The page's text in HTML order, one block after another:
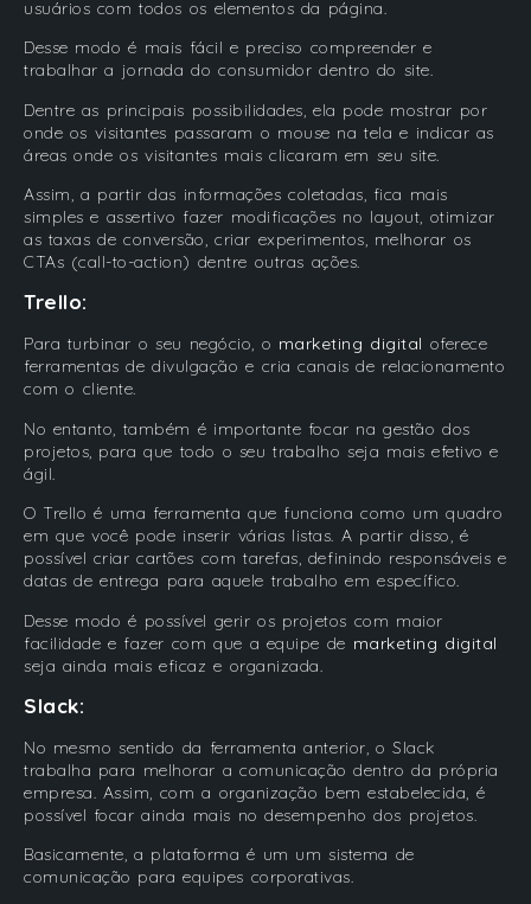
usuários com todos os elementos da página.
Desse modo é mais fácil e preciso compreender e
trabalhar a jornada do consumidor dentro do site.
Dentre as principais possibilidades, ela pode mostrar por
onde os visitantes passaram o mouse na tela e indicar as
áreas onde os visitantes mais clicaram em seu site.
Assim, a partir das informações coletadas, fica mais
simples e assertivo fazer modificações no layout, otimizar
as taxas de conversão, criar experimentos, melhorar os
CTAs (call-to-action) dentre outras ações.
Trello:
Para turbinar o seu negócio, o marketing digital oferece
ferramentas de divulgação e cria canais de relacionamento
com o cliente.
No entanto, também é importante focar na gestão dos
projetos, para que todo o seu trabalho seja mais efetivo e
ágil.
O Trello é uma ferramenta que funciona como um quadro
em que você pode inserir várias listas. A partir disso, é
possível criar cartões com tarefas, definindo responsáveis e
datas de entrega para aquele trabalho em específico.
Desse modo é possível gerir os projetos com maior
facilidade e fazer com que a equipe de marketing digital
seja ainda mais eficaz e organizada.
Slack:
No mesmo sentido da ferramenta anterior, o Slack
trabalha para melhorar a comunicação dentro da própria
empresa. Assim, com a organização bem estabelecida, é
possível focar ainda mais no desempenho dos projetos.
Basicamente, a plataforma é um um sistema de
comunicação para equipes corporativas.